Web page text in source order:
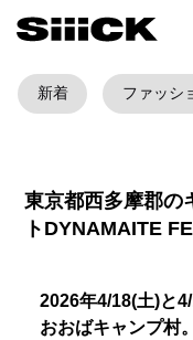
新着 ファッシ
東京都西多摩郡の
トDYNAMAITE
2026年4/18(土)と
おおばキャンプ村